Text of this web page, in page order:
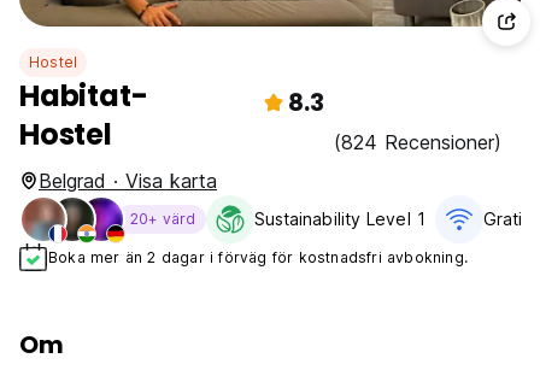
Hostel
Habitat-
Hostel
8.3
(824 Recensioner)
Belgrad · Visa karta
20+ värd Sustainability Level 1 Gratis
Boka mer än 2 dagar i förväg för kostnadsfri avbokning.
Om